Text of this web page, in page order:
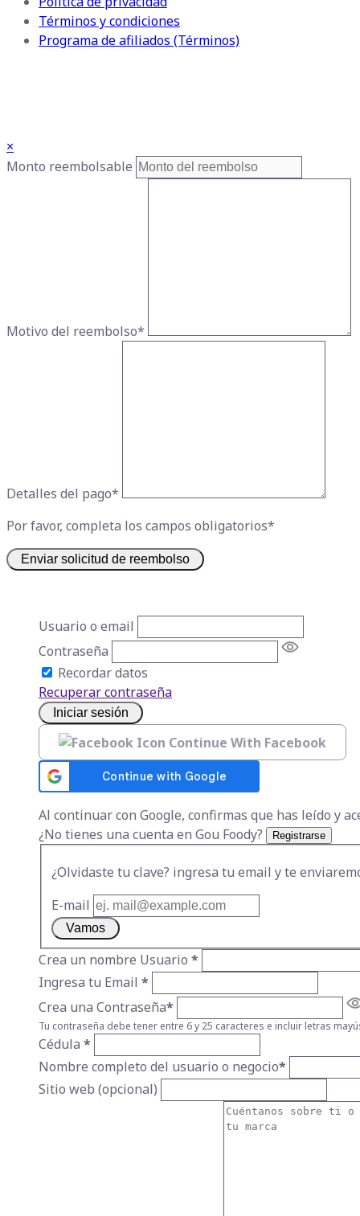
Términos y condiciones
Programa de afiliados (Términos)
×
Monto reembolsable
Motivo del reembolso*
Detalles del pago*
Por favor, completa los campos obligatorios*
Enviar solicitud de reembolso
Usuario o email
Contraseña
Recordar datos
Recuperar contraseña
Iniciar sesión
Continue With Facebook
Al continuar con Google, confirmas que has leído y
¿No tienes una cuenta en Gou Foody?
Registrarse
¿Olvidaste tu clave? ingresa tu email y te
E-mail
Vamos
Crea un nombre Usuario *
Ingresa tu Email *
Crea una Contraseña*
Tu contraseña debe tener entre 6 y 25 caracteres e incluir letras
Cédula *
Nombre completo del usuario o negocio*
Sitio web (opcional)